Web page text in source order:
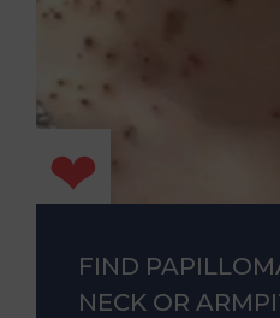
FIND
NECK OR